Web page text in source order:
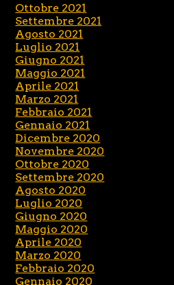
Ottobre 2021
Settembre 2021
Agosto 2021
Luglio 2021
Giugno 2021
Maggio 2021
Aprile 2021
Marzo 2021
Febbraio 2021
Gennaio 2021
Dicembre 2020
Novembre 2020
Ottobre 2020
Settembre 2020
Agosto 2020
Luglio 2020
Giugno 2020
Maggio 2020
Aprile 2020
Marzo 2020
Febbraio 2020
Gennaio 2020